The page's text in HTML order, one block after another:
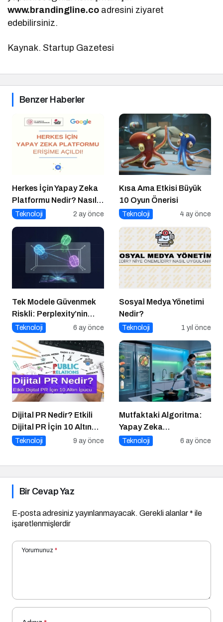
www.brandingline.co adresini ziyaret
edebilirsiniz.
Kaynak. Startup Gazetesi
Benzer Haberler
Herkes İçin Yapay Zeka
Platformu Nedir? Nasıl
Kullanılır?
Teknoloji 2 ay önce
Kısa Ama Etkisi Büyük
10 Oyun Önerisi
Teknoloji 4 ay önce
Tek Modele Güvenmek
Riskli: Perplexity’nin
“Model Council”
Stratejisi
Teknoloji 6 ay önce
Sosyal Medya Yönetimi
Nedir?
Teknoloji 1 yıl önce
Dijital PR Nedir? Etkili
Dijital PR İçin 10 Altın
İpucu
Teknoloji 9 ay önce
Mutfaktaki Algoritma:
Yapay Zeka
Gastronomiyi Nasıl
Teknoloji 6 ay önce
Bir Cevap Yaz
E-posta adresiniz yayınlanmayacak. Gerekli alanlar* ile
işaretlenmişlerdir
Yorumunuz *